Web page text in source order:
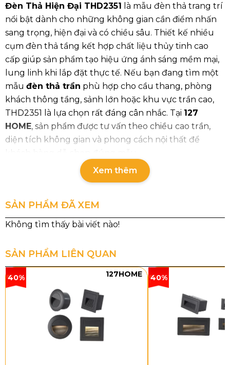
Đèn Thả Hiện Đại THD2351 là mẫu đèn thả trang trí
nổi bật dành cho những không gian cần điểm nhấn
sang trọng, hiện đại và có chiều sâu. Thiết kế nhiều
cụm đèn thả tầng kết hợp chất liệu thủy tinh cao
cấp giúp sản phẩm tạo hiệu ứng ánh sáng mềm mại,
lung linh khi lắp đặt thực tế. Nếu bạn đang tìm một
mẫu đèn thả trần phù hợp cho cầu thang, phòng
khách thông tầng, sảnh lớn hoặc khu vực trần cao,
THD2351 là lựa chọn rất đáng cân nhắc. Tại 127
HOME, sản phẩm được tư vấn theo chiều cao trần,
diện tích không gian và phong cách nội thất để
khách hàng dễ chọn đúng mẫu.
Thông số chi tiết đèn thả hiện đại
THD2351T21
Xem thêm
SẢN PHẨM ĐÃ XEM
SẢN PHẨM LIÊN QUAN
40% 127HOME 40%